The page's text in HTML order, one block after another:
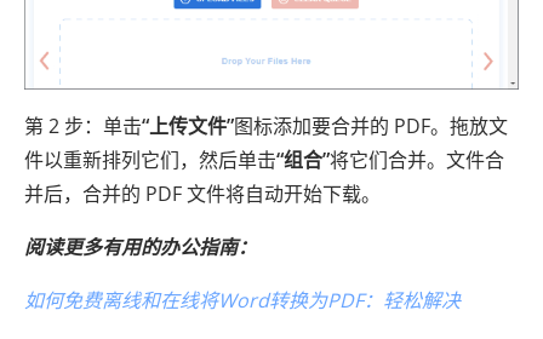
第 2 步：单击“上传文件”图标添加要合并的 PDF。拖放文
件以重新排列它们，然后单击“组合”将它们合并。文件合
并后，合并的 PDF 文件将自动开始下载。
阅读更多有用的办公指南：
如何免费离线和在线将Word转换为PDF：轻松解决